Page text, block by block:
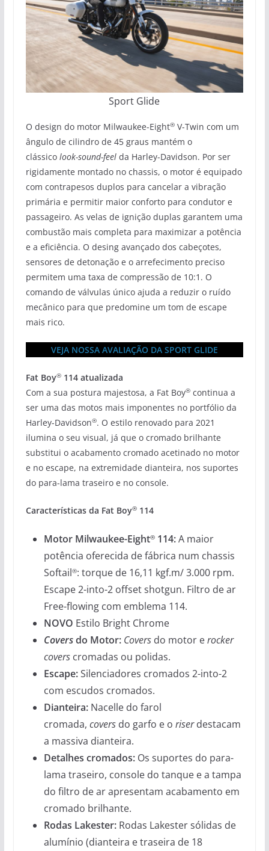
Sport Glide
O design do motor Milwaukee-Eight®V-Twin com um
ângulo de cilindro de 45 graus mantém o
clássico look-sound-feelda Harley-Davidson. Por ser
rigidamente montado no chassis, o motor é equipado
com contrapesos duplos para cancelar a vibração
primária e permitir maior conforto para condutor e
passageiro. As velas de ignição duplas garantem uma
combustão mais completa para maximizar a potência
e a eficiência. O desing avançado dos cabeçotes,
sensores de detonação e o arrefecimento preciso
permitem uma taxa de compressão de 10:1. O
comando de válvulas único ajuda a reduzir o ruído
mecânico para que predomine um tom de escape
mais rico.
VEJA NOSSA AVALIAÇÃO DA SPORT GLIDE
Fat Boy®114 atualizada
Com a sua postura majestosa, a Fat Boy®continua a
ser uma das motos mais imponentes no portfólio da
Harley-Davidson®. O estilo renovado para 2021
ilumina o seu visual, já que o cromado brilhante
substitui o acabamento cromado acetinado no motor
e no escape, na extremidade dianteira, nos suportes
do para-lama traseiro e no console.
Características da Fat Boy®114
Motor Milwaukee-Eight®114:A maior
potência oferecida de fábrica num chassis
Softail®: torque de 16,11 kgf.m/ 3.000 rpm.
Escape 2-into-2 offset shotgun. Filtro de ar
Free-flowing com emblema 114.
NOVO Estilo Bright Chrome
Coversdo Motor: Coversdo motor erocker
coverscromadas ou polidas.
Escape:Silenciadores cromados 2-into-2
com escudos cromados.
Dianteira:Nacelle do farol
cromada, coversdo garfo e o riserdestacam
a massiva dianteira.
Detalhes cromados:Os suportes do para-
lama traseiro, console do tanque e a tampa
do filtro de ar apresentam acabamento em
cromado brilhante.
Rodas Lakester:Rodas Lakester sólidas de
alumínio (dianteira e traseira de 18